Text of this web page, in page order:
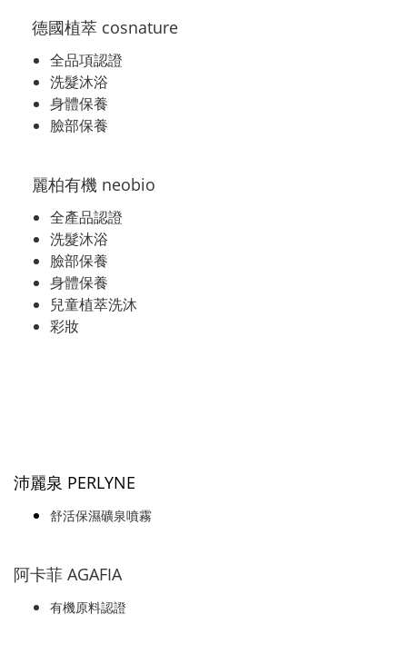
德國植萃 cosnature
全品項認證
洗髮沐浴
身體保養
臉部保養
麗柏有機 neobio
全產品認證
洗髮沐浴
臉部保養
身體保養
兒童植萃洗沐
彩妝
沛麗泉 PERLYNE
舒活保濕礦泉噴霧
阿卡菲 AGAFIA
有機原料認證